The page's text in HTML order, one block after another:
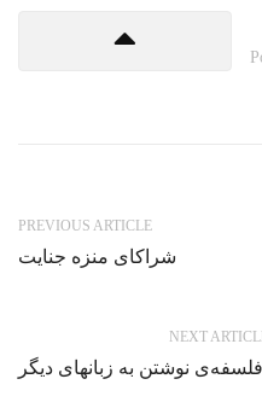
PREVIOUS ARTICLE
شراکای منزه جنایت
NEXT